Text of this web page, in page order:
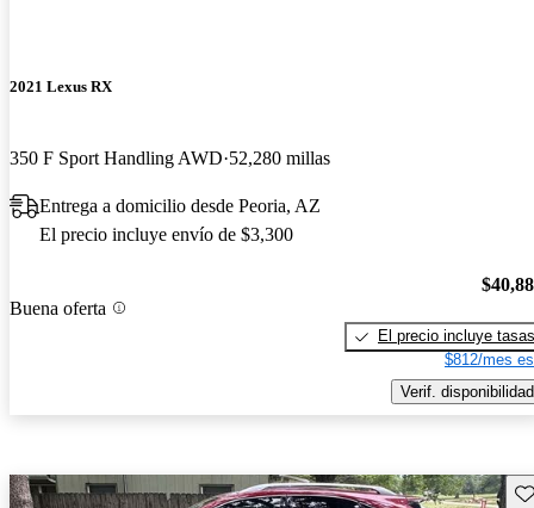
2021 Lexus RX
350 F Sport Handling AWD 52,280 millas
Entrega a domicilio desde Peoria, AZ
El precio incluye envío de $3,300
Buena oferta
El precio incluye tasas
$812/mes
Verif. disponibilidad